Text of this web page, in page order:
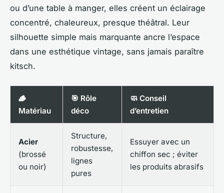
ou d’une table à manger, elles créent un éclairage
concentré, chaleureux, presque théâtral. Leur
silhouette simple mais marquante ancre l’espace
dans une esthétique vintage, sans jamais paraître
kitsch.
🪵
Matériau
🎯 Rôle
déco
🧼 Conseil
d’entretien
Acier
(brossé
ou noir)
Structure,
robustesse,
lignes
pures
Essuyer avec un
chiffon sec ; éviter
les produits abrasifs